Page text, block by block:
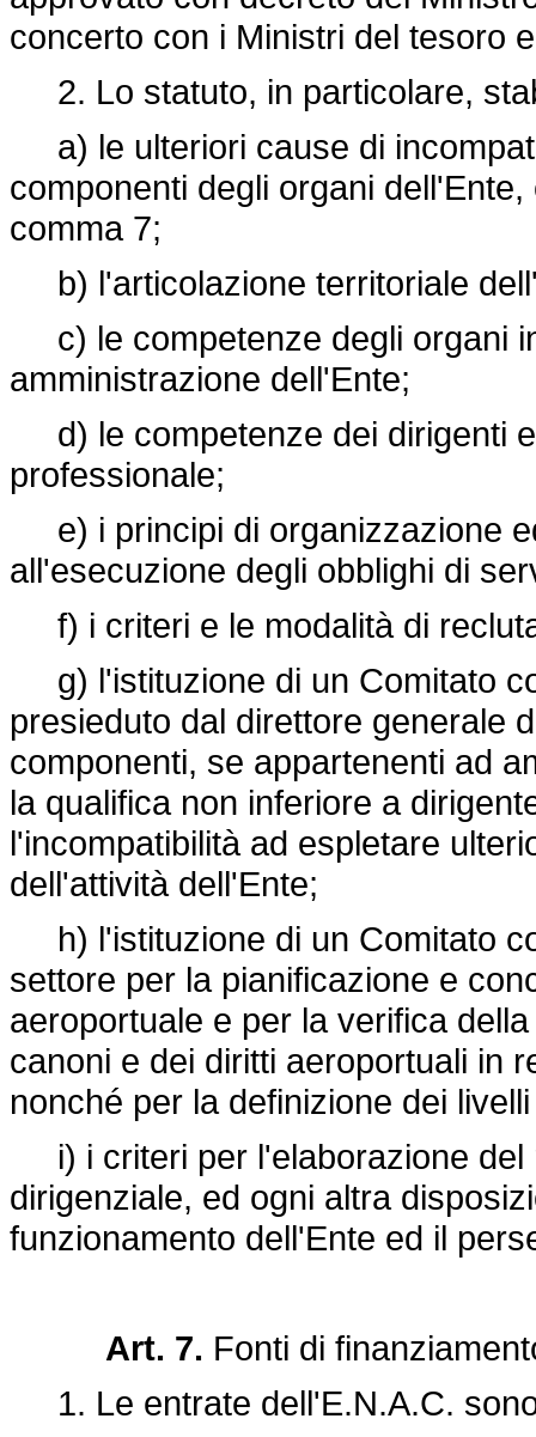
concerto con i Ministri del tesoro
2. Lo statuto, in particolare,
a) le ulteriori cause di
componenti degli organi
comma 7;
b) l'articolazione territoriale
c) le competenze degli organi
amministrazione dell'Ente;
d) le competenze dei dirigenti
professionale;
e) i principi di organizzazione
all'esecuzione degli obblighi di
f) i criteri e le modalità di
g) l'istituzione di un Comitato
presieduto dal direttore generale
componenti, se appartenenti ad
la qualifica non inferiore a
l'incompatibilità ad espletare
dell'attività dell'Ente;
h) l'istituzione di un Comitato
settore per la pianificazione e
aeroportuale e per la verifica
canoni e dei diritti aeroportuali in
nonché per la definizione dei
i) i criteri per l'elaborazione del
dirigenziale, ed ogni altra
funzionamento dell'Ente ed il
Art. 7. Fonti di
1. Le entrate dell'E.N.A.C.